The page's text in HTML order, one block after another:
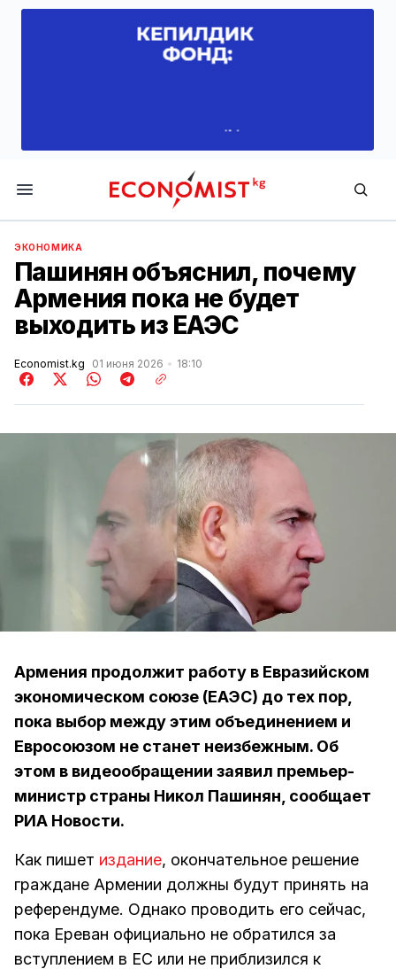
Economist.kg
ЭКОНОМИКА
Пашинян объяснил, почему
Армения пока не будет
выходить из ЕАЭС
Economist.kg 01 июня 2026 18:10
Армения продолжит работу в Евразийском
экономическом союзе (ЕАЭС) до тех пор,
пока выбор между этим объединением и
Евросоюзом не станет неизбежным. Об
этом в видеообращении заявил премьер-
министр страны Никол Пашинян, сообщает
РИА Новости.
Как пишет издание, окончательное решение
граждане Армении должны будут принять на
референдуме. Однако проводить его сейчас,
пока Ереван официально не обратился за
вступлением в ЕС или не приблизился к